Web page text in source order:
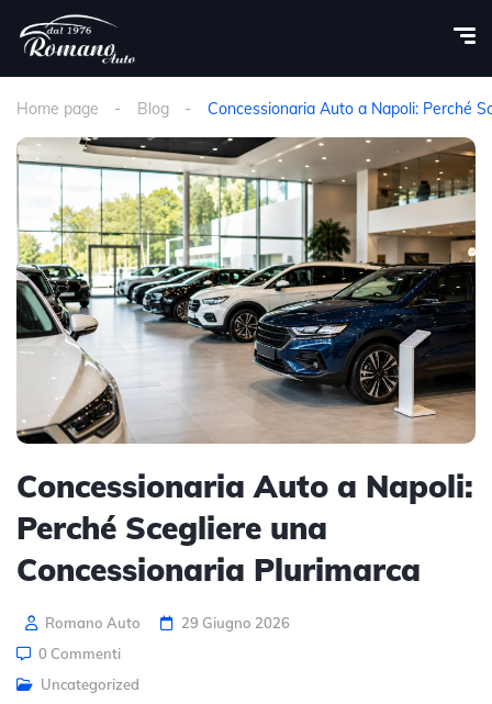
Home page Blog Concessionaria Auto a Napoli: Perché
Concessionaria Auto a Napoli:
Perché Scegliere una
Concessionaria Plurimarca
Romano Auto
29 Giugno 2026
0 Commenti
Uncategorized